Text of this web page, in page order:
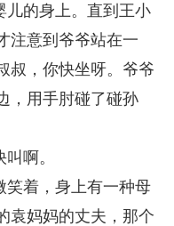
儿的身上。直到王小
注意到爷爷站在一
叔，你快坐呀。爷爷
，用手肘碰了碰孙
啊。
笑着，身上有一种母
袁妈妈的丈夫，那个